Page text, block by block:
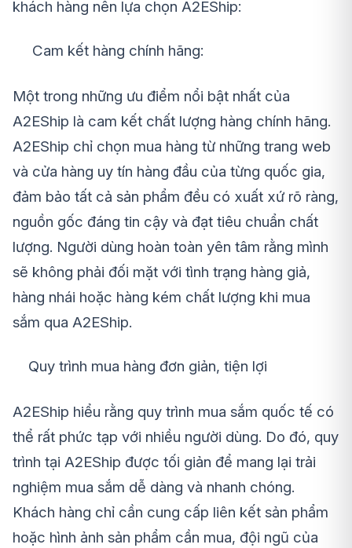
khách hàng nên lựa chọn A2EShip:
Cam kết hàng chính hãng:
Một trong những ưu điểm nổi bật nhất của
A2EShip là cam kết chất lượng hàng chính hãng.
A2EShip chỉ chọn mua hàng từ những trang web
và cửa hàng uy tín hàng đầu của từng quốc gia,
đảm bảo tất cả sản phẩm đều có xuất xứ rõ ràng,
nguồn gốc đáng tin cậy và đạt tiêu chuẩn chất
lượng. Người dùng hoàn toàn yên tâm rằng mình
sẽ không phải đối mặt với tình trạng hàng giả,
hàng nhái hoặc hàng kém chất lượng khi mua
sắm qua A2EShip.
Quy trình mua hàng đơn giản, tiện lợi
A2EShip hiểu rằng quy trình mua sắm quốc tế có
thể rất phức tạp với nhiều người dùng. Do đó, quy
trình tại A2EShip được tối giản để mang lại trải
nghiệm mua sắm dễ dàng và nhanh chóng.
Khách hàng chỉ cần cung cấp liên kết sản phẩm
hoặc hình ảnh sản phẩm cần mua, đội ngũ của